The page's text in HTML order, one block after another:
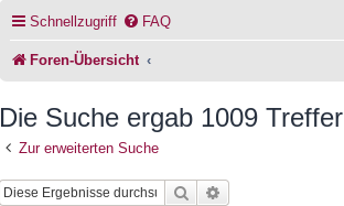
Schnellzugriff FAQ
Foren-Übersicht
Die Suche ergab 1009 Treffer
Zur erweiterten Suche
Suche